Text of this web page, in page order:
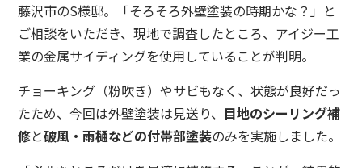
藤沢市のS様邸。「そろそろ外壁塗装の時期かな？」と
ご相談をいただき、現地で調査したところ、アイジー工
業の金属サイディングを使用していることが判明。
チョーキング（粉吹き）やサビもなく、状態が良好だっ
たため、今回は外壁塗装は見送り、 目地のシーリング補
修と破風・雨樋などの付帯部塗装のみを実施しました。